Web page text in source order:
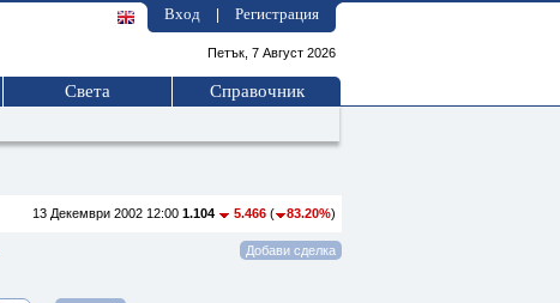
Вход Регистрация
Петък, 7 Август 2026
Света Справочник
13 Декември 2002 12:00 1.104 5.466 ( 83.20%)